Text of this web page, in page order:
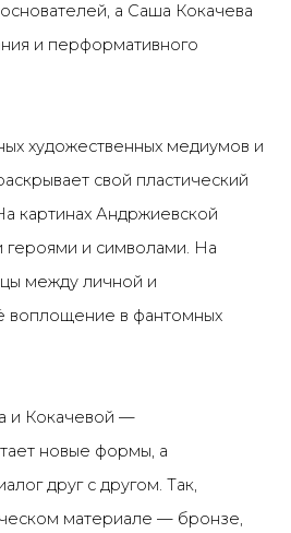
а Саша Кокачева
и перформативного
художественных медиумов и
свой пластический
картинах Андржиевской
героями и символами. На
между личной и
воплощение в фантомных
и Кокачевой —
новые формы, а
друг с другом. Так,
материале — бронзе,